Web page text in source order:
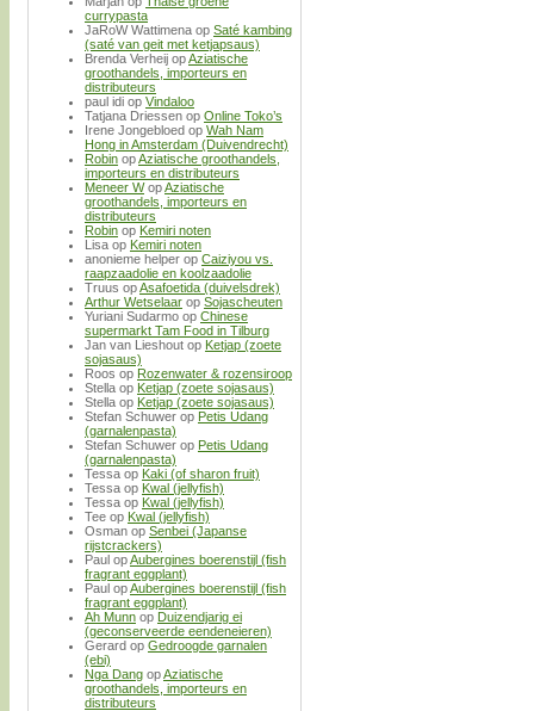
currypasta
JaRoW Wattimena op Saté kambing
(saté van geit met ketjapsaus)
Brenda Verheij opAziatische
groothandels, importeurs en
distributeurs
paul idi op Vindaloo
Tatjana Driessen op Online Toko’s
Irene Jongebloed op Wah Nam
Hong in Amsterdam (Duivendrecht)
Robin opAziatische groothandels,
importeurs en distributeurs
Meneer WopAziatische
groothandels, importeurs en
distributeurs
Robin op Kemiri noten
Lisa op Kemiri noten
anonieme helper op Caiziyou vs.
raapzaadolie en koolzaadolie
Truus opAsafoetida (duivelsdrek)
Arthur Wetselaar op Sojascheuten
Yuriani Sudarmo op Chinese
supermarkt Tam Food in Tilburg
Jan van Lieshout op Ketjap (zoete
sojasaus)
Roos op Rozenwater & rozensiroop
Stella op Ketjap (zoete sojasaus)
Stella op Ketjap (zoete sojasaus)
Stefan Schuwer op Petis Udang
(garnalenpasta)
Stefan Schuwer op Petis Udang
(garnalenpasta)
Tessa op Kaki (of sharon fruit)
Tessa op Kwal (jellyfish)
Tessa op Kwal (jellyfish)
Tee op Kwal (jellyfish)
Osman op Senbei (Japanse
rijstcrackers)
Paul opAubergines boerenstijl (fish
fragrant eggplant)
Paul opAubergines boerenstijl (fish
fragrant eggplant)
Ah Munn op Duizendjarig ei
(geconserveerde eendeneieren)
Gerard op Gedroogde garnalen
(ebi)
Nga Dang opAziatische
groothandels, importeurs en
distributeurs